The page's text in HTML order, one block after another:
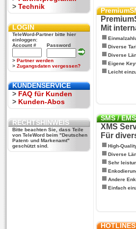
> Technik
LOGIN
TeleWord-Partner bitte hier
einloggen:
Account #
Password
> Partner werden
> Zugangsdaten vergessen?
KUNDENSERVICE
> FAQ für Kunden
> Kunden-Abos
RECHTSHINWEIS
Bitte beachten Sie, dass Teile
von TeleWord beim "Deutschen
Patent- und Markenamt"
geschützt sind.
Mit
Diverse
Diverse
Eigene
Leicht
SMS /
XMS
Für
High-
Diverse
Sehr
Andere
Einfach
HOTLINES